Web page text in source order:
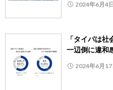
2024年6月4日
「タイパは
一辺倒に違和
2024年6月17